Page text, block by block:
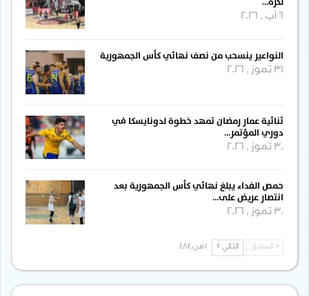
النواعير ينسحب من نصف نهائي كأس الجمهورية
31 تموز , 2026
ثنائية عمار رمضان تمهد خطوة لدونايسكا في
دوري المؤتمر…
30 تموز , 2026
حمص الفداء يبلغ نهائي كأس الجمهورية بعد
انتصار عريض على…
30 تموز , 2026
السابق التالي